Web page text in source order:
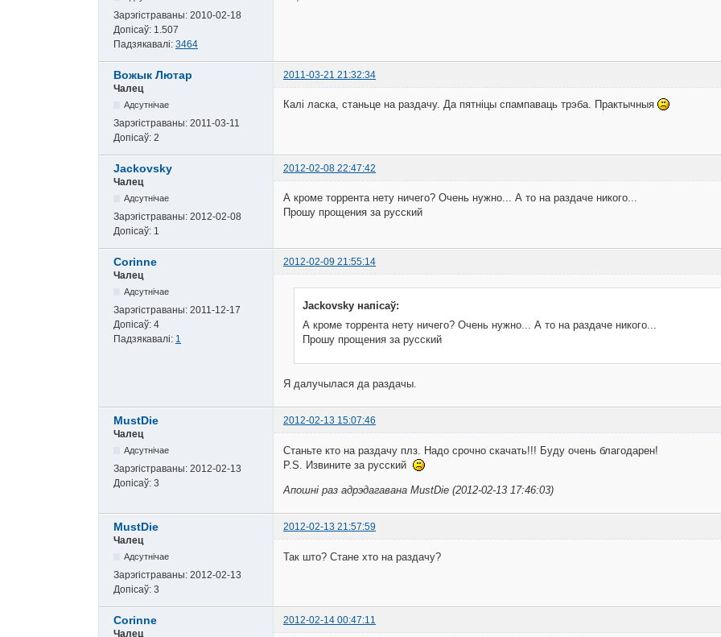
Зарэгістраваны: 2010-02-18
Допісаў: 1.507
Падзякавалі: 3464
Вожык Лютар
2011-03-21 21:32:34
Чалец
Адсутнічае
Зарэгістраваны: 2011-03-11
Допісаў: 2
Калі ласка, станьце на раздачу. Да пятніцы спампаваць трэба. Практычныя
Jackovsky
2012-02-08 22:47:42
Чалец
Адсутнічае
Зарэгістраваны: 2012-02-08
Допісаў: 1
А кроме торрента нету ничего? Очень нужно... А то на раздаче никого...
Прошу прощения за русский
Corinne
2012-02-09 21:55:14
Чалец
Адсутнічае
Зарэгістраваны: 2011-12-17
Допісаў: 4
Падзякавалі: 1
Jackovsky напісаў:
А кроме торрента нету ничего? Очень нужно... А то на раздаче никого...
Прошу прощения за русский
Я далучылася да раздачы.
MustDie
2012-02-13 15:07:46
Чалец
Адсутнічае
Зарэгістраваны: 2012-02-13
Допісаў: 3
Станьте кто на раздачу плз. Надо срочно скачать!!! Буду очень благодарен!
P.S. Извините за русский
Апошні раз адрэдагавана MustDie (2012-02-13 17:46:03)
MustDie
2012-02-13 21:57:59
Чалец
Адсутнічае
Зарэгістраваны: 2012-02-13
Допісаў: 3
Так што? Стане хто на раздачу?
Corinne
2012-02-14 00:47:11
Чалец